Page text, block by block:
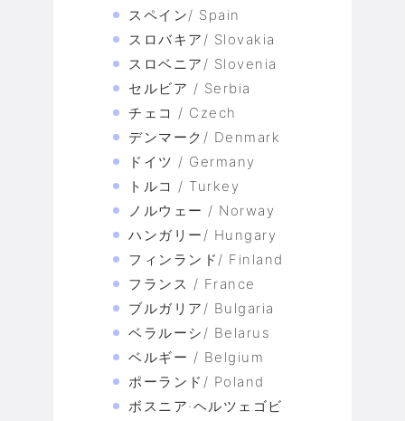
スペイン/ Spain
スロバキア/ Slovakia
スロベニア/ Slovenia
セルビア / Serbia
チェコ / Czech
デンマーク/ Denmark
ドイツ / Germany
トルコ / Turkey
ノルウェー / Norway
ハンガリー/ Hungary
フィンランド/ Finland
フランス / France
ブルガリア/ Bulgaria
ベラルーシ/ Belarus
ベルギー / Belgium
ポーランド/ Poland
ボスニア·ヘルツェゴビ